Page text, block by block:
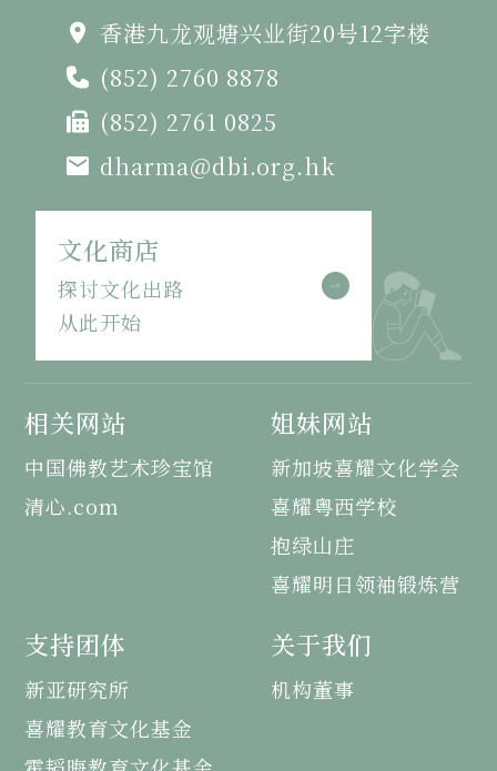
香港九龙观塘兴业街20号12字楼
(852) 2760 8878
(852) 2761 0825
dharma@dbi.org.hk
文化商店
探讨文化出路
从此开始
相关网站
中国佛教艺术珍宝馆
清心.com
姐妹网站
新加坡喜耀文化学会
喜耀粤西学校
抱绿山庄
喜耀明日领袖锻炼营
支持团体
新亚研究所
喜耀教育文化基金
关于我们
机构董事